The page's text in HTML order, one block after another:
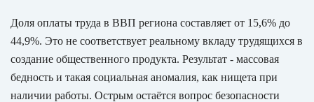
Доля оплаты труда в ВВП региона составляет от 15,6% до
44,9%. Это не соответствует реальному вкладу трудящихся в
создание общественного продукта. Результат - массовая
бедность и такая социальная аномалия, как нищета при
наличии работы. Острым остаётся вопрос безопасности